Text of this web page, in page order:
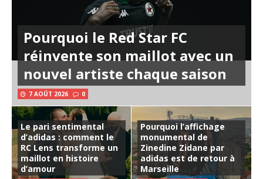
Pourquoi le Red Star FC
réinvente son maillot avec un
nouvel artiste chaque saison
7 AOÛT 2026 0
Le pari sentimental
d’adidas : comment le
RC Lens transforme un
maillot en histoire
d’amour
Pourquoi l’affichage
monumental de
Zinedine Zidane par
adidas est de retour à
Marseille